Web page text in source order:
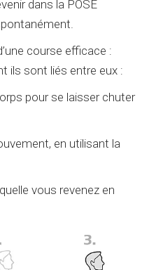
dans la POSE
course efficace :
ils sont liés entre eux :
pour se laisser chuter
en utilisant la
vous revenez en